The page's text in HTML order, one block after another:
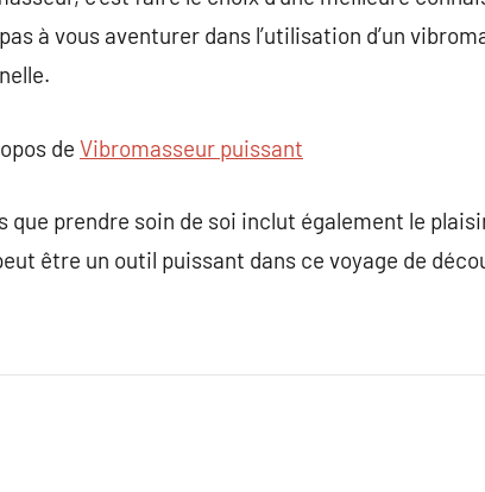
à vous aventurer dans l’utilisation d’un
de Vibromasseur puissant
que prendre soin de soi inclut également le
être un outil puissant dans ce voyage de